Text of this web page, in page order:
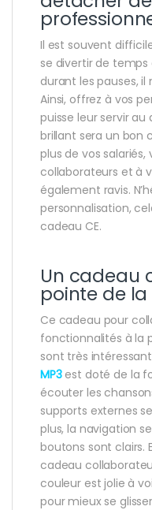
Il est souvent
se divertir de
durant les pauses, il
Ainsi, offrez à vos
puisse leur servir au
brillant sera un bon
plus de vos salariés,
collaborateurs et à
également ravis.
personnalisation,
cadeau CE.
Un cadeau
pointe de
Ce cadeau pour
fonctionnalités à la
sont très
MP3est doté de la
écouter les
supports externes
plus, la navigation
boutons sont clairs.
cadeau
couleur est jolie à
pour mieux se